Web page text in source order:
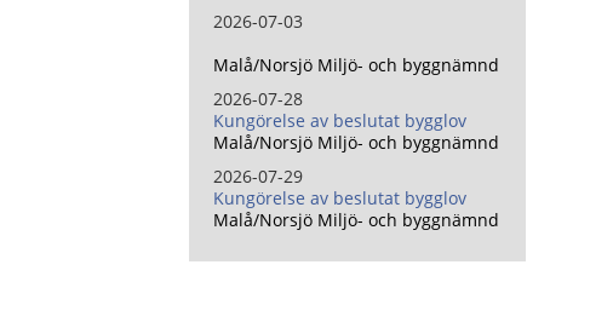
2026-07-03
Malå/Norsjö Miljö- och byggnämnd
2026-07-28
Kungörelse av beslutat bygglov
Malå/Norsjö Miljö- och byggnämnd
2026-07-29
Kungörelse av beslutat bygglov
Malå/Norsjö Miljö- och byggnämnd